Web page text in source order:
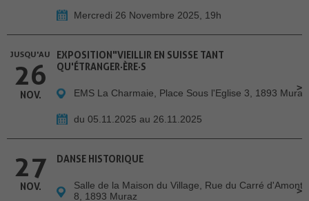
Mercredi 26 Novembre 2025, 19h
JUSQU'AU
26
NOV.
EXPOSITION"VIEILLIR EN SUISSE TANT
QU'ÉTRANGER·ÈRE·S
EMS La Charmaie, Place Sous l'Eglise 3, 1893 Muraz
du 05.11.2025 au 26.11.2025
27
NOV.
DANSE HISTORIQUE
Salle de la Maison du Village, Rue du Carré d'Amont
8, 1893 Muraz